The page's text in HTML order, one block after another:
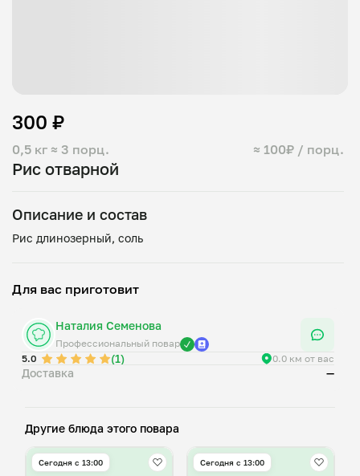
Рис отварной
0,5 кг ≈ 3 порц. ≈ 100₽ / порц.
300 ₽
Описание и состав
Для вас приготовит
Наталия Семенова
Профессиональный повар
5.0
(1) 0.0 км от вас
Доставка —
Другие блюда этого повара
Сегодня с 13:00 Сегодня с 13:00